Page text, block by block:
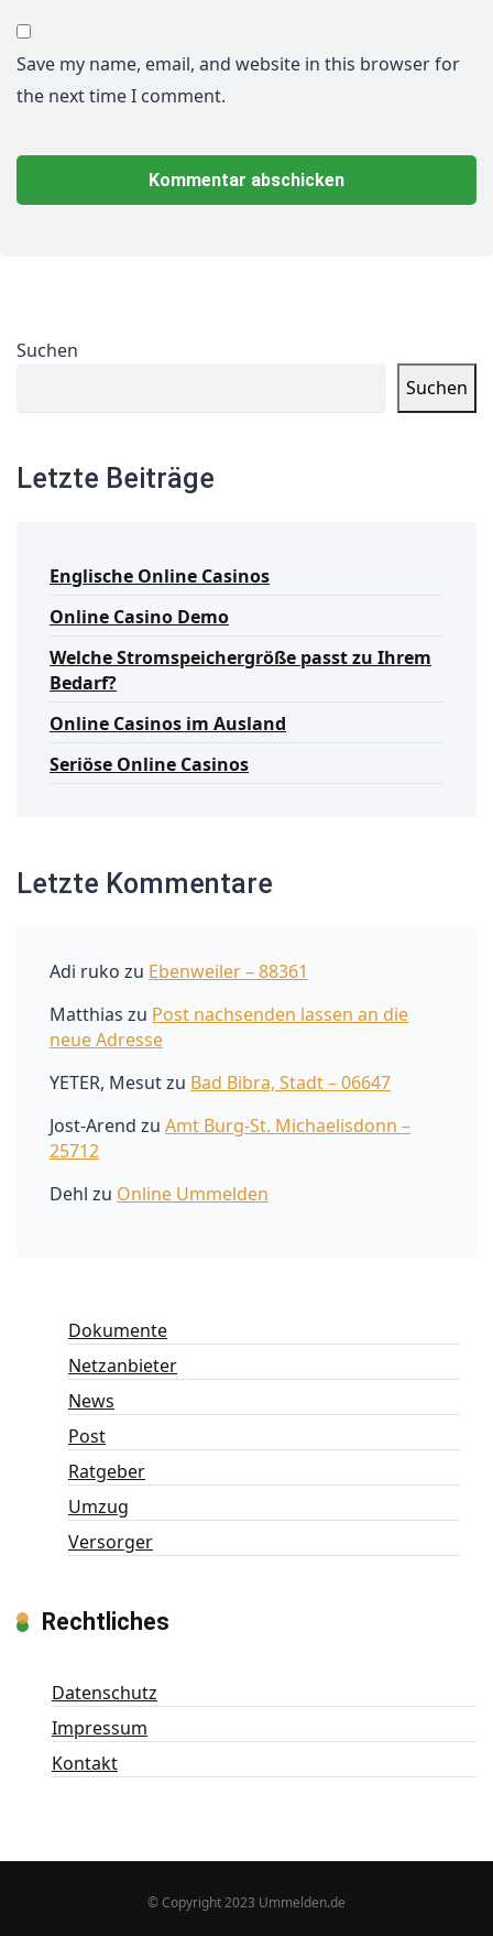
Save my name, email, and website in this browser for
the next time I comment.
Suchen
Suchen
Letzte Beiträge
Englische Online Casinos
Online Casino Demo
Welche Stromspeichergröße passt zu Ihrem
Bedarf?
Online Casinos im Ausland
Seriöse Online Casinos
Letzte Kommentare
Adi ruko zu Ebenweiler – 88361
Matthias zu Post nachsenden lassen an die
neue Adresse
YETER, Mesutzu Bad Bibra, Stadt – 06647
Jost-Arend zu Amt Burg-St. Michaelisdonn –
25712
Dehl zu Online Ummelden
Dokumente
Netzanbieter
News
Post
Ratgeber
Umzug
Versorger
Rechtliches
Datenschutz
Impressum
Kontakt
© Copyright 2023 Ummelden.de